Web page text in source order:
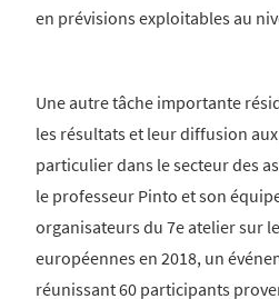
en prévisions exploitables au
Une autre tâche importante
les résultats et leur diffusion
particulier dans le secteur des
le professeur Pinto et son
organisateurs du 7e atelier sur
européennes en 2018, un
réunissant 60 participants